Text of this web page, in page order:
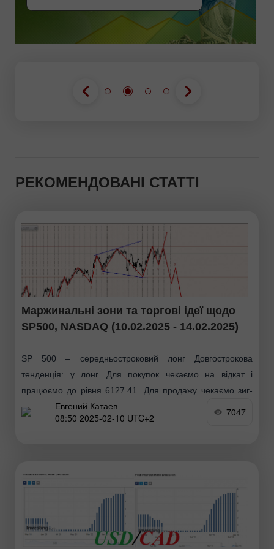
РЕКОМЕНДОВАНІ СТАТТІ
Маржинальні зони та торгові ідеї щодо
SP500, NASDAQ (10.02.2025 - 14.02.2025)
SP 500 – середньостроковий лонг Довгострокова
тенденція: у лонг. Для покупок чекаємо на відкат і
працюємо до рівня 6127.41. Для продажу чекаємо зиг-
заг та пробою рівня 5769.43. Середньострокова
маржинальна тенденція
Евгений Катаев
08:50 2025-02-10 UTC+2
7047